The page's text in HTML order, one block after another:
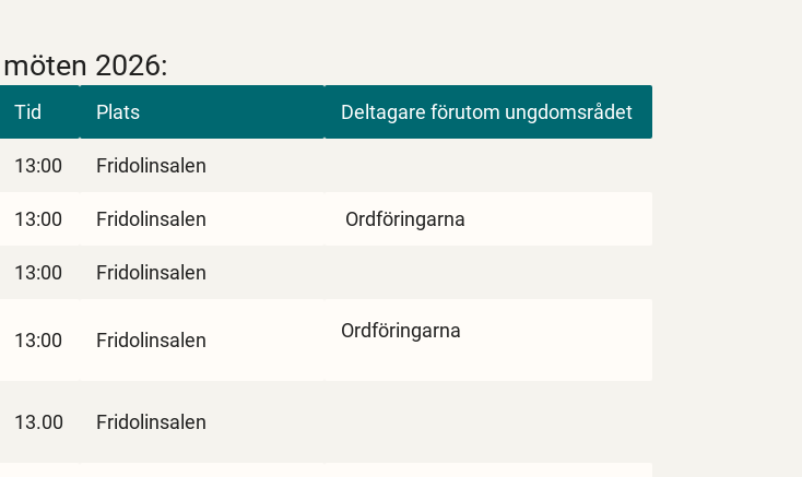
2026:
Tid Plats Deltagare förutom ungdomsrådet
13:00 Fridolinsalen
13:00 Fridolinsalen Ordföringarna
13:00 Fridolinsalen
13:00 Fridolinsalen Ordföringarna
13.00 Fridolinsalen